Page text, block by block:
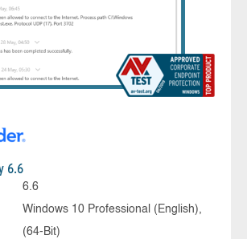
6.6
6.6
Windows 10 Professional (English),
(64-Bit)